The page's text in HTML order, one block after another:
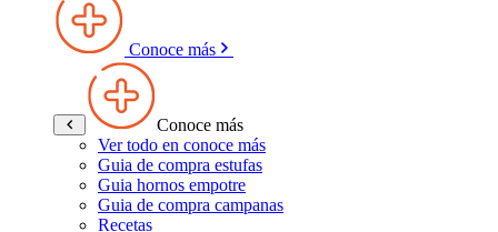
Conoce más
Conoce más
Ver todo en conoce más
Guia de compra estufas
Guia hornos empotre
Guia de compra campanas
Recetas